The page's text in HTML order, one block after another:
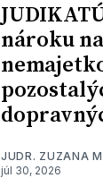
nároku
JUDR. ZUZANA
júl 30, 2026